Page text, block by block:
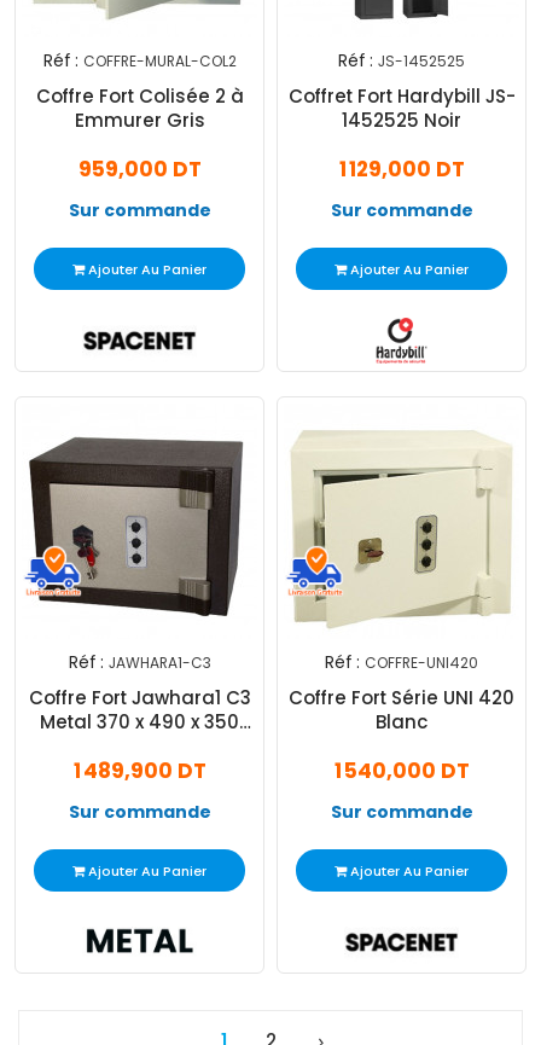
Réf : COFFRE-MURAL-COL2
Coffre Fort Colisée 2 à
Emmurer Gris
959,000 DT
Sur commande
Ajouter Au Panier
Réf : JS-1452525
Coffret Fort Hardybill JS-
1452525 Noir
1 129,000 DT
Sur commande
Ajouter Au Panier
Réf : JAWHARA1-C3
Coffre Fort Jawhara1 C3
Metal 370 x 490 x 350
1 489,900 DT
Sur commande
Ajouter Au Panier
Réf : COFFRE-UNI420
Coffre Fort Série UNI 420
Blanc
1 540,000 DT
Sur commande
Ajouter Au Panier